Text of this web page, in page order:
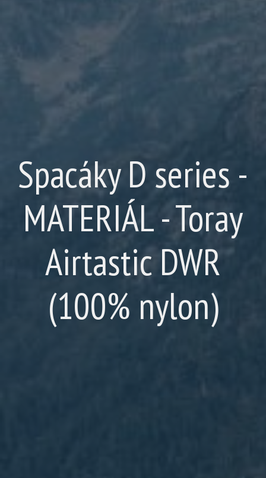
Spacáky D series -
MATERIÁL - Toray
Airtastic DWR
(100% nylon)